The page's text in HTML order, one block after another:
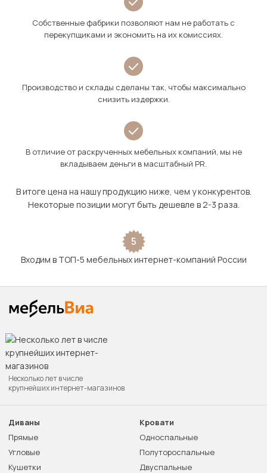
Собственные фабрики позволяют нам не работать с
перекупщиками и экономить на их комиссиях.
Производство и склады сделаны так, чтобы максимально
снизить издержки.
В отличие от раскрученных мебельных компаний, мы не
вкладываем деньги в масштабный PR.
В итоге цена на нашу продукцию ниже, чем у конкурентов.
Некоторые позиции могут быть дешевле в 2-3 раза.
5
Входим в ТОП-5 мебельных интернет-компаний России
Несколько лет в числе
крупнейших интернет-магазинов
Диваны
Прямые
Угловые
Кушетки
Кровати
Односпальные
Полутороспальные
Двуспальные